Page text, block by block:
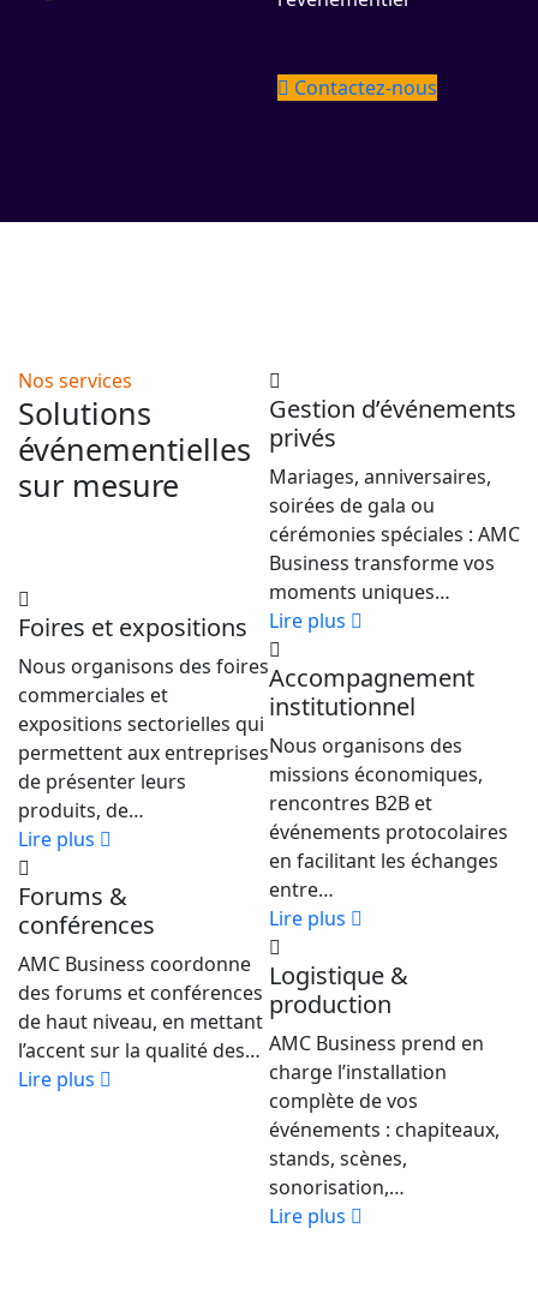
Contactez-nous
Nos services
Solutions
événementielles
sur mesure
Foires et expositions
Nous organisons des foires
commerciales et
expositions sectorielles qui
permettent aux entreprises
de présenter leurs
produits, de…
Lire plus
Forums &
conférences
AMC Business coordonne
des forums et conférences
de haut niveau, en mettant
l’accent sur la qualité des…
Lire plus
Gestion d’événements
privés
Mariages, anniversaires,
soirées de gala ou
cérémonies spéciales : AMC
Business transforme vos
moments uniques…
Lire plus
Accompagnement
institutionnel
Nous organisons des
missions économiques,
rencontres B2B et
événements protocolaires
en facilitant les échanges
entre…
Lire plus
Logistique &
production
AMC Business prend en
charge l’installation
complète de vos
événements : chapiteaux,
stands, scènes,
sonorisation,…
Lire plus